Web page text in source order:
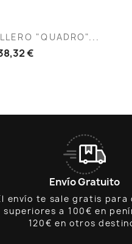
rápida"QUADRO"...
€
Envío Gratuito
envío te sale gratis para
superiores a 100€ en
120€ en otros